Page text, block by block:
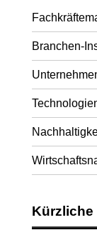
Branchen-
Kürzliche